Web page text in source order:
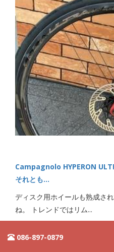
Campagnolo HYPERON
それとも…
ディスク用ホイールも熟成さ
ね。 トレンドではリム...
086-897-0879